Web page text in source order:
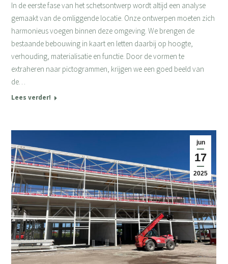
In de eerste fase van het schetsontwerp wordt altijd een analyse
gemaakt van de omliggende locatie. Onze ontwerpen moeten zich
harmonieus voegen binnen deze omgeving. We brengen de
bestaande bebouwing in kaart en letten daarbij op hoogte,
verhouding, materialisatie en functie. Door de vormen te
extraheren naar pictogrammen, krijgen we een goed beeld van
de…
Lees verder!
jun
17
2025